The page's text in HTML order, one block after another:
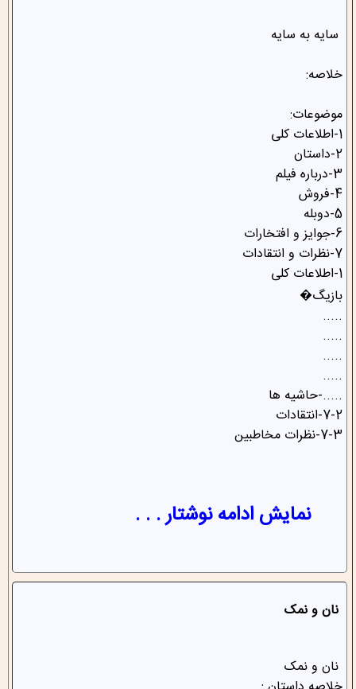
سایه به سایه
خلاصه:
موضوعات:
1-اطلاعات کلی
2-داستان
3-درباره فیلم
4-فروش
5-دوبله
6-جوایز و افتخارات
7-نظرات و انتقادات
1-اطلاعات کلی
بازیگ�
.....
.....
.....
.....
.....-حاشیه ها
7-2-انتقادات
7-3-نظرات مخاطبین
نمایش ادامه نوشتار . . .
نان و نمک
نان و نمک